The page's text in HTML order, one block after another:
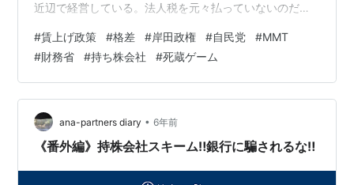
近辺で経営している。法人税を元々払っていないのだか
半は、設備投資と人件費に充当されている。売り上げは
ステークホルダー同士で綺麗に分配…それが中小企業の
実体だ。要するに、皆で協力して生きている。 現在の大
企業は、持ち株会社(ホールディングス)が本社機能を有し
ていて、利益を上げて法人税を払えるのは大半が持ち株
会社だ。子会社は本社の内部留保を切…
#賃上げ政策 #格差 #岸田政権 #自民党 #MMT
#財務省 #持ち株会社 #死蔵ゲーム
ana-partners diary • 6年前
《番外編》持株会社スキーム‼️銀行に騙されるな‼️